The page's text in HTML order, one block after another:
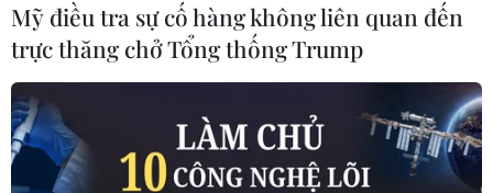
Mỹ điều tra sự cố hàng không liên quan đến
trực thăng chở Tổng thống Trump